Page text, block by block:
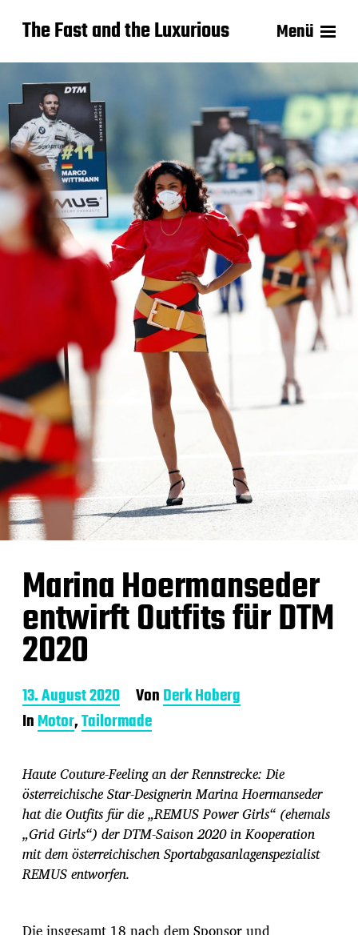
The Fast and the Luxurious Menü
Marina Hoermanseder
entwirft Outfits für DTM
2020
B
e
i
a
g
s
d
a
t
u
13. August 2020 VonDerk Hoberg
InMotor,Tailormade
Haute Couture-Feeling an der Rennstrecke: Die
österreichische Star-Designerin Marina Hoermanseder
hat die Outfits für die „REMUS Power Girls“ (ehemals
„Grid Girls“) der DTM-Saison 2020 in Kooperation
mit dem österreichischen Sportabgasanlagenspezialist
REMUS entworfen.